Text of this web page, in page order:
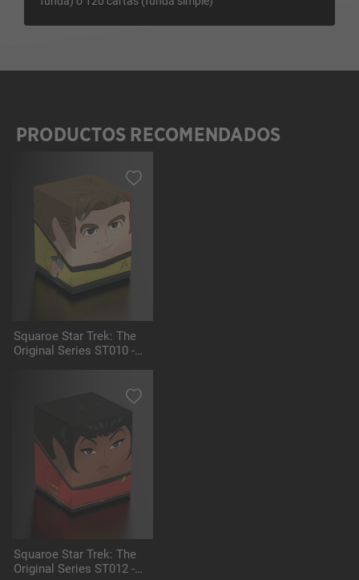
Omitir la galería de productos
PRODUCTOS RECOMENDADOS
Squaroe Star Trek: The
Original Series ST010 -
Squaroe Star Trek: The
Original Series ST012 -